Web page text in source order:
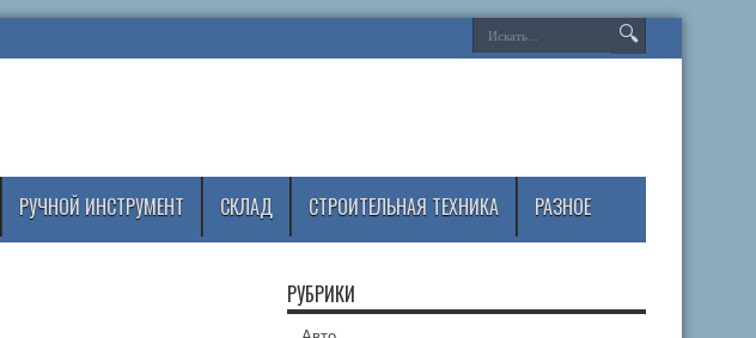
РУЧНОЙ ИНСТРУМЕНТ СКЛАД СТРОИТЕЛЬНАЯ ТЕХНИКА РАЗНОЕ
РУБРИКИ